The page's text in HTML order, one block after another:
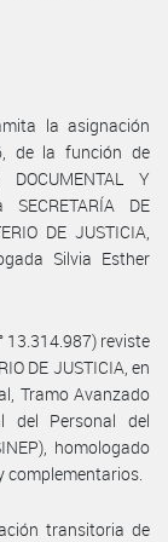
la asignación
de la función de
Y
DE
DE JUSTICIA,
Silvia Esther
13.314.987) reviste
DE JUSTICIA, en
Tramo Avanzado
del Personal del
homologado
complementarios.
transitoria de